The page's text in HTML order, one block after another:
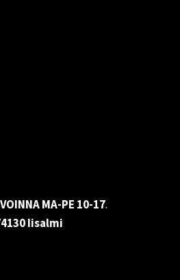
MA-PE 10-17.
Iisalmi